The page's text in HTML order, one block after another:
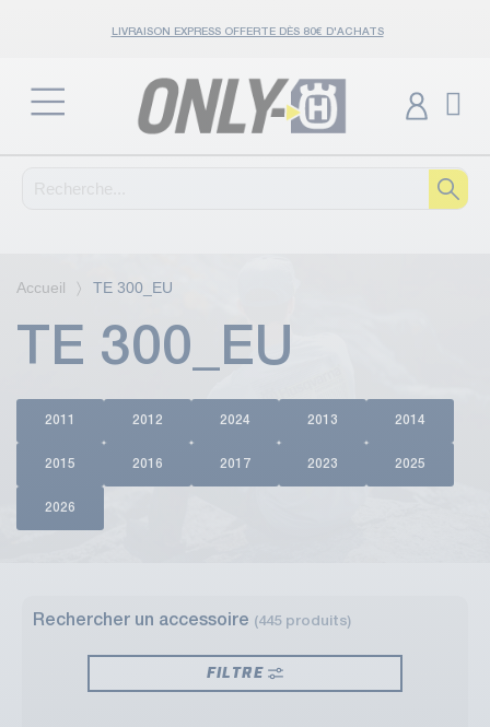
LIVRAISON EXPRESS OFFERTE DÈS 80€ D'ACHATS
Accueil TE 300_EU
TE 300_EU
2011 2012 2024 2013 2014
2015 2016 2017 2023 2025
2026
Rechercher un accessoire (445 produits)
FILTRE